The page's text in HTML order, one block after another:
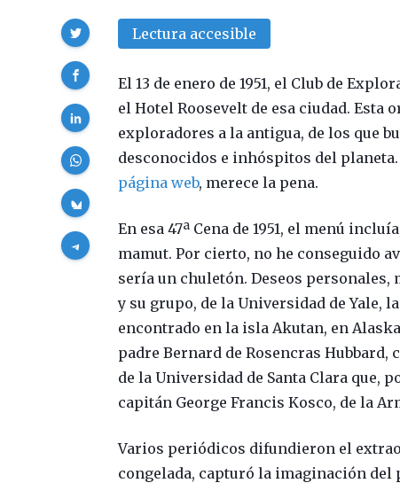
Lectura accesible
El 13 de enero de 1951, el Club de
el Hotel Roosevelt de esa ciudad. Esta
exploradores a la antigua, de los que
desconocidos e inhóspitos del
página web, merece la pena.
En esa 47ª Cena de 1951, el menú
mamut. Por cierto, no he conseguido
sería un chuletón. Deseos personales,
y su grupo, de la Universidad de Yale,
encontrado en la isla Akutan, en
padre Bernard de Rosencras Hubbard,
de la Universidad de Santa Clara que,
capitán George Francis Kosco, de la
Varios periódicos difundieron el
congelada, capturó la imaginación del
Compartir